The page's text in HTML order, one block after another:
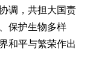
调，共担大国责
保护生物多样
和平与繁荣作出